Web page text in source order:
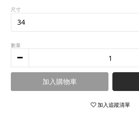
尺寸
數量
加入購物車
加入追蹤清單